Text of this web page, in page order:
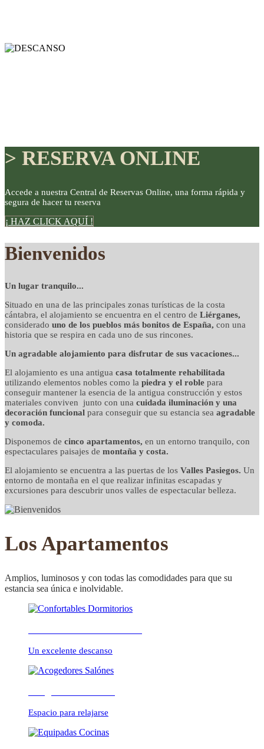
DISFRUTE
detalles cuidados con
mimo
CONFORTABLE
ambientes cálidos y
relajados
> RESERVA ONLINE
Accede a nuestra Central de Reservas Online, una forma rápida y
segura de hacer tu reserva
¡ HAZ CLICK AQUÍ !
Bienvenidos
Un lugar tranquilo...
Situado en una de las principales zonas turísticas de la costa
cántabra, el alojamiento se encuentra en el centro de Liérganes,
considerado uno de los pueblos más bonitos de España, con una
historia que se respira en cada uno de sus rincones.
Un agradable alojamiento para disfrutar de sus vacaciones...
El alojamiento es una antigua casa totalmente rehabilitada
utilizando elementos nobles como la piedra y el roble para
conseguir mantener la esencia de la antigua construcción y estos
materiales conviven junto con una cuidada iluminación y una
decoración funcional para conseguir que su estancia sea agradable
y comoda.
Disponemos de cinco apartamentos, en un entorno tranquilo, con
espectaculares paisajes de montaña y costa.
El alojamiento se encuentra a las puertas de los Valles Pasiegos. Un
entorno de montaña en el que realizar infinitas escapadas y
excursiones para descubrir unos valles de espectacular belleza.
Los Apartamentos
Amplios, luminosos y con todas las comodidades para que su
estancia sea única e inolvidable.
Un excelente descanso
Espacio para relajarse